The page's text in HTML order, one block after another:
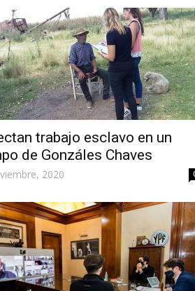
trabajo esclavo en un
de Gonzáles Chaves
2020